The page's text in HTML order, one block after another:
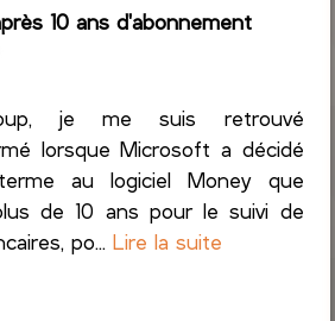
10 ans d'abonnement
je me suis retrouvé
lorsque Microsoft a décidé
au logiciel Money que
de 10 ans pour le suivi de
po...Lire la suite